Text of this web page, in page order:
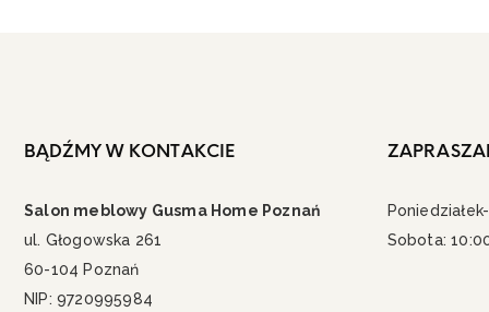
BĄDŹMY W KONTAKCIE
Salon meblowy Gusma Home Poznań
ul. Głogowska 261
60-104 Poznań
NIP: 9720995984
Sobota: